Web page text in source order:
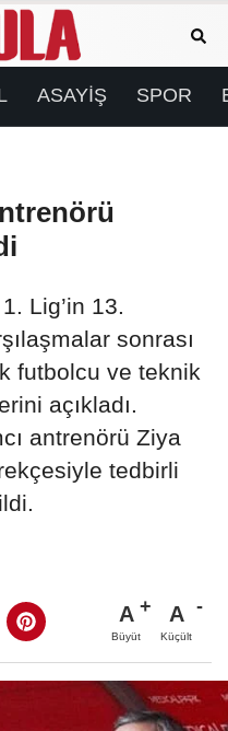
ASAYİŞ SPOR
Lig’in 13.
sonrası
futbolcu ve teknik
açıkladı.
antrenörü Ziya
tedbirli
A
Büyüt
A
Küçült